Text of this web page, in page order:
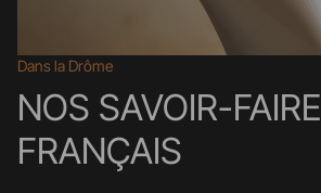
Dans la Drôme
NOS SAVOIR-FAIRE
FRANÇAIS